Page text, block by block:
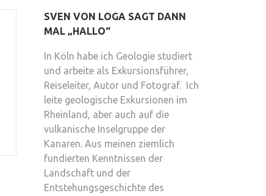
SVEN VON LOGA SAGT DANN
MAL „HALLO“
In Köln habe ich Geologie studiert
und arbeite als Exkursionsführer,
Reiseleiter, Autor und Fotograf. Ich
leite geologische Exkursionen im
Rheinland, aber auch auf die
vulkanische Inselgruppe der
Kanaren. Aus meinen ziemlich
fundierten Kenntnissen der
Landschaft und der
Entstehungsgeschichte des